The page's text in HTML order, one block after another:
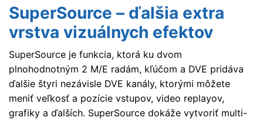
SuperSource – ďalšia extra
vrstva vizuálnych efektov
SuperSource je funkcia, ktorá ku dvom
plnohodnotným 2 M/E radám, kľúčom a DVE pridáva
ďalšie štyri nezávisle DVE kanály, ktorými môžete
meniť veľkosť a pozície vstupov, video replayov,
grafiky a ďalších. SuperSource dokáže vytvoriť multi-